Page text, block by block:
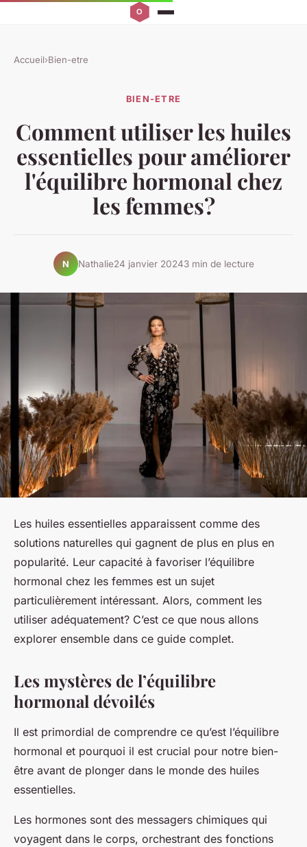
Accueil›Bien-etre
BIEN-ETRE
Comment utiliser les huiles
essentielles pour améliorer
l'équilibre hormonal chez
les femmes?
N Nathalie24 janvier 20243 min de lecture
Les huiles essentielles apparaissent comme des
solutions naturelles qui gagnent de plus en plus en
popularité. Leur capacité à favoriser l’équilibre
hormonal chez les femmes est un sujet
particulièrement intéressant. Alors, comment les
utiliser adéquatement? C’est ce que nous allons
explorer ensemble dans ce guide complet.
Les mystères de l’équilibre
hormonal dévoilés
Il est primordial de comprendre ce qu’est l’équilibre
hormonal et pourquoi il est crucial pour notre bien-
être avant de plonger dans le monde des huiles
essentielles.
Les hormones sont des messagers chimiques qui
voyagent dans le corps, orchestrant des fonctions